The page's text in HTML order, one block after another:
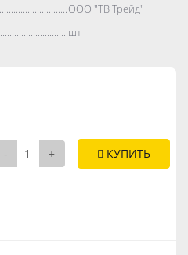
ООО "ТВ Трейд"
шт
- + КУПИТЬ